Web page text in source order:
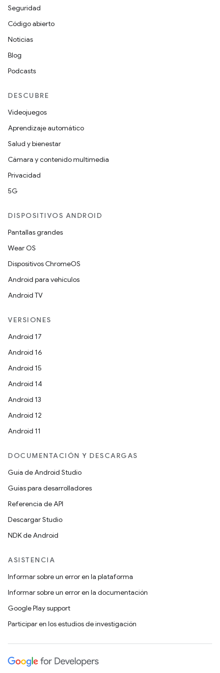
Seguridad
Código abierto
Noticias
Blog
Podcasts
DESCUBRE
Videojuegos
Aprendizaje automático
Salud y bienestar
Cámara y contenido multimedia
Privacidad
5G
DISPOSITIVOS ANDROID
Pantallas grandes
Wear OS
Dispositivos ChromeOS
Android para vehículos
Android TV
VERSIONES
Android 17
Android 16
Android 15
Android 14
Android 13
Android 12
Android 11
DOCUMENTACIÓN Y DESCARGAS
Guía de Android Studio
Guías para desarrolladores
Referencia de API
Descargar Studio
NDK de Android
ASISTENCIA
Informar sobre un error en la plataforma
Informar sobre un error en la documentación
Google Play support
Participar en los estudios de investigación